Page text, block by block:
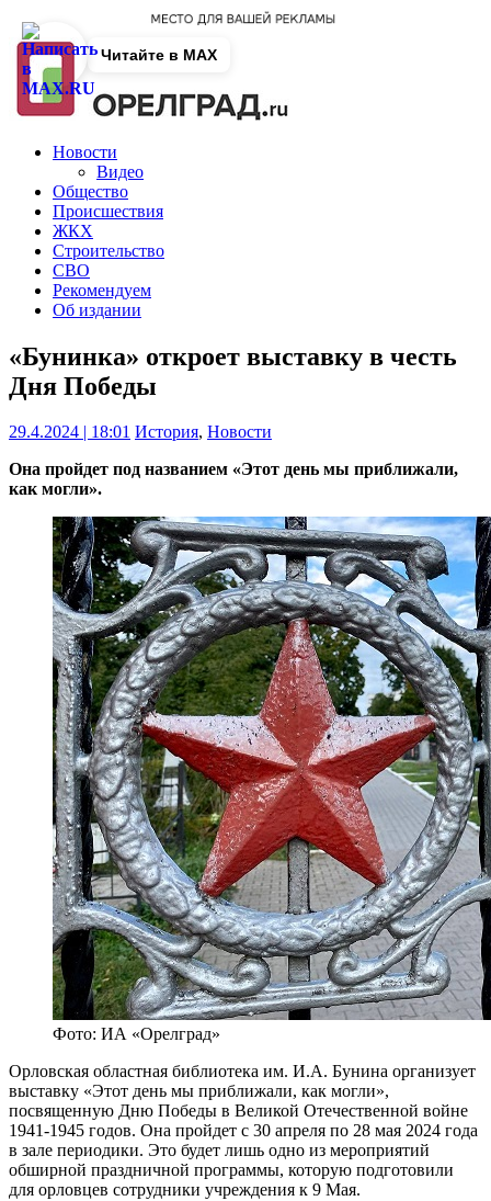
Новости
Видео
Общество
Происшествия
ЖКХ
Строительство
СВО
Рекомендуем
Об издании
«Бунинка» откроет выставку в честь
Дня Победы
29.4.2024 | 18:01 История, Новости
Она пройдет под названием «Этот день мы приближали,
как могли».
Фото: ИА «Орелград»
Орловская областная библиотека им. И.А. Бунина организует
выставку «Этот день мы приближали, как могли»,
посвященную Дню Победы в Великой Отечественной войне
1941-1945 годов. Она пройдет с 30 апреля по 28 мая 2024 года
в зале периодики. Это будет лишь одно из мероприятий
обширной праздничной программы, которую подготовили
для орловцев сотрудники учреждения к 9 Мая.
Читайте в MAX